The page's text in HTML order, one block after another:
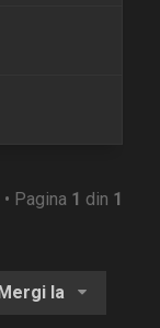
Pagina 1 din 1
Mergi la